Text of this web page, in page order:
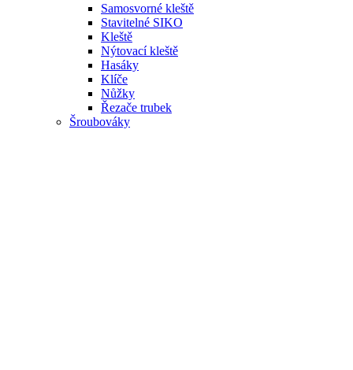
Samosvorné kleště
Stavitelné SIKO
Kleště
Nýtovací kleště
Hasáky
Klíče
Nůžky
Řezače trubek
Šroubováky